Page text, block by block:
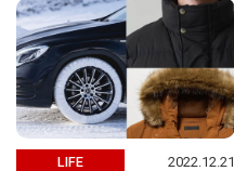
LIFE 2022.12.21